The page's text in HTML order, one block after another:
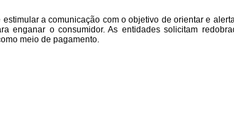
a comunicação com o objetivo de orientar e
enganar o consumidor. As entidades solicitam
meio de pagamento.